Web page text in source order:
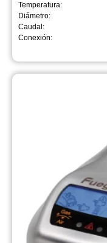
Temperatura:
Diámetro:
Caudal:
Conexión: